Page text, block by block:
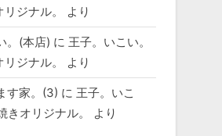
ジナル。
より
。(本店) に 王子。いこい。
ジナル。
より
す家。(3) に 王子。いこ
きオリジナル。
より